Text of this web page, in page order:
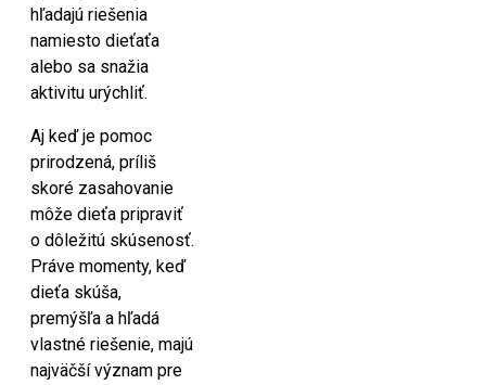
hľadajú riešenia
namiesto dieťaťa
alebo sa snažia
aktivitu urýchliť.
Aj keď je pomoc
prirodzená, príliš
skoré zasahovanie
môže dieťa pripraviť
o dôležitú skúsenosť.
Práve momenty, keď
dieťa skúša,
premýšľa a hľadá
vlastné riešenie, majú
najväčší význam pre